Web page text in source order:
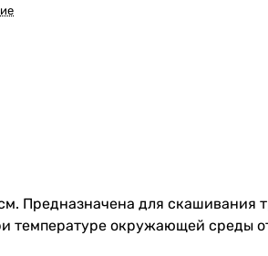
Предназначена для
температуре окружающей среды